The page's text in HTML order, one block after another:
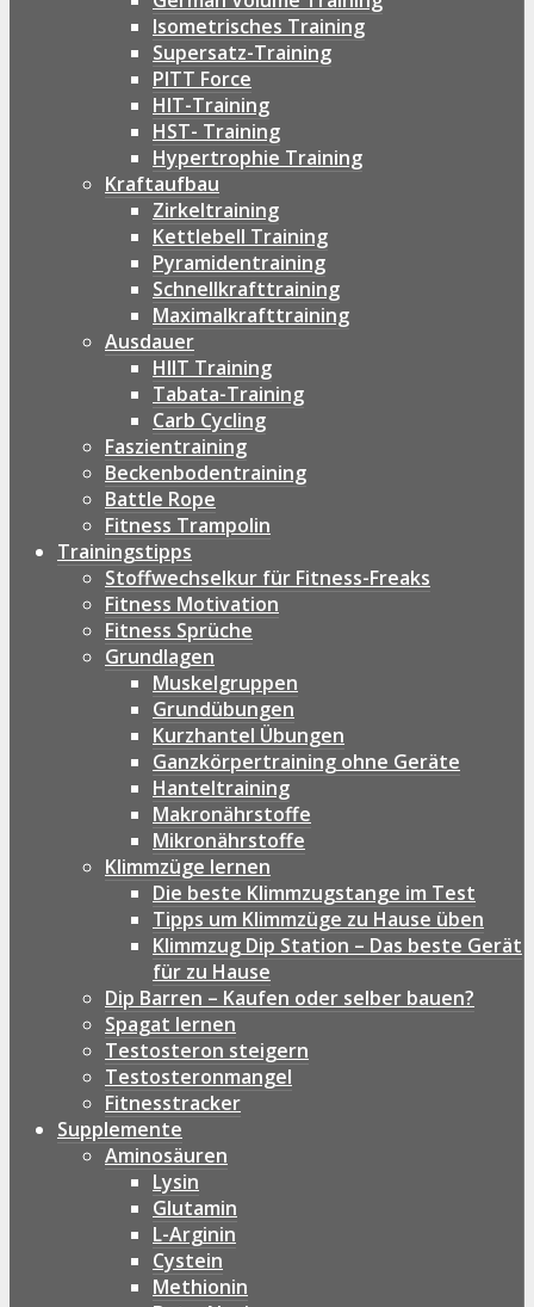
Isometrisches Training
Supersatz-Training
PITT Force
HIT-Training
HST- Training
Hypertrophie Training
Kraftaufbau
Zirkeltraining
Kettlebell Training
Pyramidentraining
Schnellkrafttraining
Maximalkrafttraining
Ausdauer
HIIT Training
Tabata-Training
Carb Cycling
Faszientraining
Beckenbodentraining
Battle Rope
Fitness Trampolin
Trainingstipps
Stoffwechselkur für Fitness-Freaks
Fitness Motivation
Fitness Sprüche
Grundlagen
Muskelgruppen
Grundübungen
Kurzhantel Übungen
Ganzkörpertraining ohne Geräte
Hanteltraining
Makronährstoffe
Mikronährstoffe
Klimmzüge lernen
Die beste Klimmzugstange im Test
Tipps um Klimmzüge zu Hause üben
Klimmzug Dip Station – Das beste Gerät
für zu Hause
Dip Barren – Kaufen oder selber bauen?
Spagat lernen
Testosteron steigern
Testosteronmangel
Fitnesstracker
Supplemente
Aminosäuren
Lysin
Glutamin
L-Arginin
Cystein
Methionin